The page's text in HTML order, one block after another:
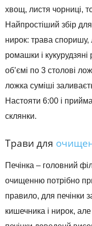
хвощ, листя чорниці,
Найпростіший збір
нирок: трава споришу,
ромашки і кукурудзяні
об’ємі по 3 столові
ложка суміші
Настояти 6:00 і
склянки.
Трави для
Печінка – головний
очищенню потрібно
правило, для печінки
кишечника і нирок,